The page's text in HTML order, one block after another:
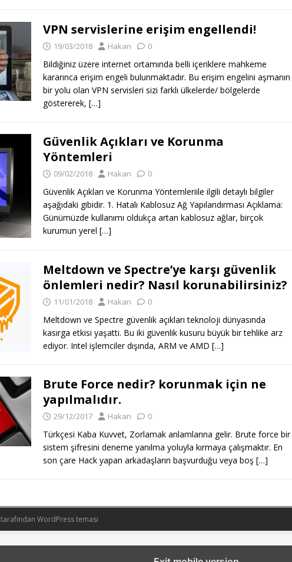
VPN servislerine erişim engellendi!
19/03/2018 Hakan 0
Bildiğiniz üzere internet ortamında belli içeriklere mahkeme
kararınca erişim engeli bulunmaktadır. Bu erişim engelini aşmanın
bir yolu olan VPN servisleri sizi farklı ülkelerde/ bölgelerde
göstererek, […]
Güvenlik Açıkları ve Korunma
Yöntemleri
09/02/2018 Hakan 0
Güvenlik Açıkları ve Korunma Yöntemleriile ilgili detaylı bilgiler
aşağıdaki gibidir. 1. Hatalı Kablosuz Ağ Yapılandırması Açıklama:
Günümüzde kullanımı oldukça artan kablosuz ağlar, birçok
kurumun yerel […]
Meltdown ve Spectre’ye karşı güvenlik
önlemleri nedir? Nasıl korunabilirsiniz?
11/01/2018 Hakan 0
Meltdown ve Spectre güvenlik açıkları teknoloji dünyasında
kasırga etkisi yaşattı. Bu iki güvenlik kusuru büyük bir tehlike arz
ediyor. Intel işlemciler dışında, ARM ve AMD […]
Brute Force nedir? korunmak için ne
yapılmalıdır.
29/12/2017 Hakan 0
Türkçesi Kaba Kuvvet, Zorlamak anlamlarına gelir. Brute force bir
sistem şifresini deneme yanılma yoluyla kırmaya çalışmaktır. En
son çare Hack yapan arkadaşların başvurduğu veya boş […]
tarafından WordPress teması